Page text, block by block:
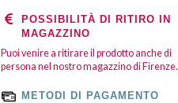
POSSIBILITÀ DI RITIRO IN
MAGAZZINO
Puoi venire a ritirare il prodotto anche di
persona nel nostro magazzino di Firenze.
METODI DI PAGAMENTO